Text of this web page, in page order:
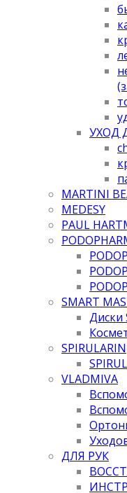
УХОД
MARTINI
MEDESY
PAUL
SMART
Диски
SPIRULARIN
VLADMIVA
ДЛЯ РУК